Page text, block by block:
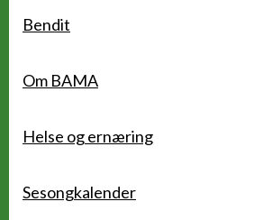
Bendit
Om BAMA
Helse og ernæring
Sesongkalender